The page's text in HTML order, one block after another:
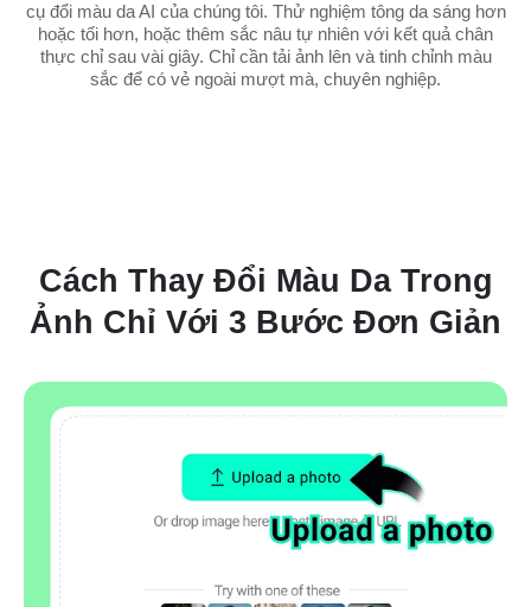
cụ đổi màu da AI của chúng tôi. Thử nghiệm tông da sáng hơn
hoặc tối hơn, hoặc thêm sắc nâu tự nhiên với kết quả chân
thực chỉ sau vài giây. Chỉ cần tải ảnh lên và tinh chỉnh màu
sắc để có vẻ ngoài mượt mà, chuyên nghiệp.
Cách Thay Đổi Màu Da Trong
Ảnh Chỉ Với 3 Bước Đơn Giản